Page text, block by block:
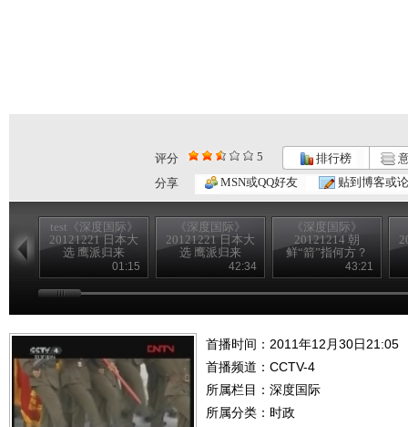
评分 5 排行榜
分享
MSN或QQ好友 贴到博客或
test《深度国际》
20121221 日本大
选 鹰派归来
01:15
《深度国际》
20121221 日本大
选 鹰派归来
42:34
《深度国际》
20121214 朝
鲜“箭”指何方？
43:21
首播时间：2011年12月30日21:05
首播频道： CCTV-4
所属栏目： 深度国际
所属分类：时政